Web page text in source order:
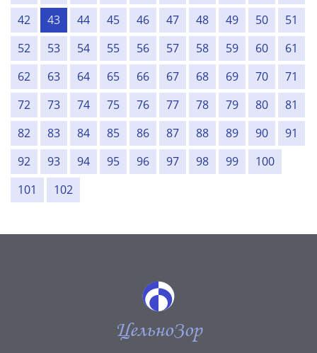
42
43 44 45 46 47 48 49 50
51
52
53 54 55 56 57 58 59 60
61
62
63 64 65 66 67 68 69 70
71
72
73 74 75 76 77 78 79 80
81
82
83 84 85 86 87 88 89 90
91
92
93 94 95 96 97 98 99
100
101
102
ЦельноЗор